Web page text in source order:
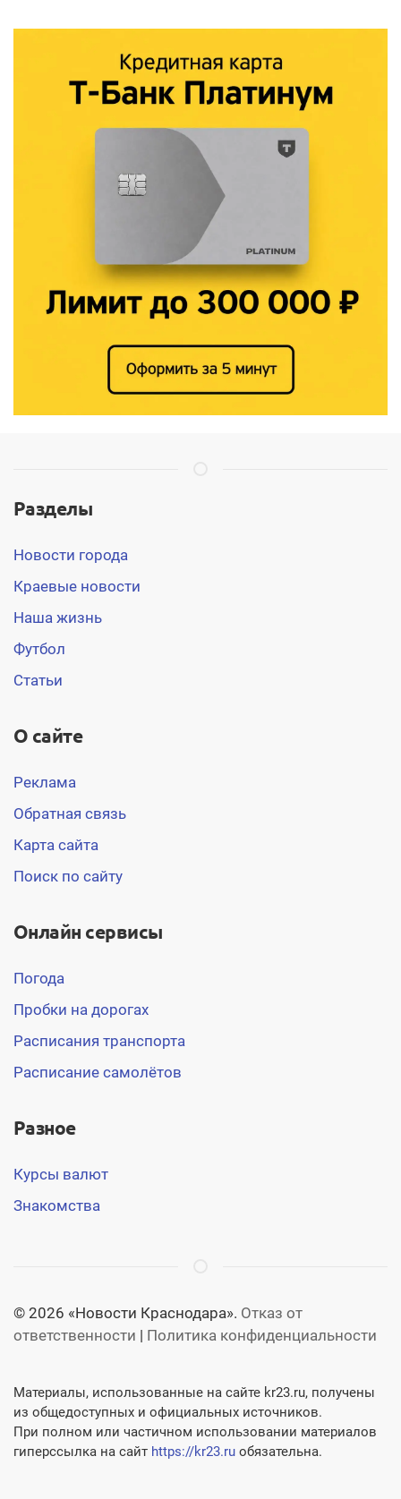
Разделы
Новости города
Краевые новости
Наша жизнь
Футбол
Статьи
О сайте
Реклама
Обратная связь
Карта сайта
Поиск по сайту
Онлайн сервисы
Погода
Пробки на дорогах
Расписания транспорта
Расписание самолётов
Разное
Курсы валют
Знакомства
© 2026 «Новости Краснодара». Отказ от
ответственности | Политика конфиденциальности
Материалы, использованные на сайте kr23.ru, получены
из общедоступных и официальных источников.
При полном или частичном использовании материалов
гиперссылка на сайт https://kr23.ru обязательна.